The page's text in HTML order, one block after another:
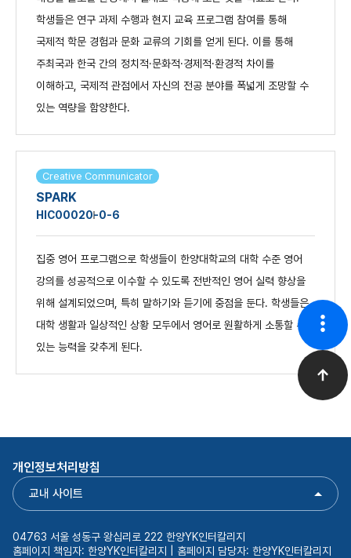
학생들은 연구 과제 수행과 현지 교육 프로그램 참여를 통해
국제적 학문 경험과 문화 교류의 기회를 얻게 된다. 이를 통해
주최국과 한국 간의 정치적·문화적·경제적·환경적 차이를
이해하고, 국제적 관점에서 자신의 전공 분야를 폭넓게 조망할 수
있는 역량을 함양한다.
Creative Communicator
SPARK
HIC00020-0-6
집중 영어 프로그램으로 학생들이 한양대학교의 대학 수준 영어
강의를 성공적으로 이수할 수 있도록 전반적인 영어 실력 향상을
위해 설계되었으며, 특히 말하기와 듣기에 중점을 둔다. 학생들은
대학 생활과 일상적인 상황 모두에서 영어로 원활하게 소통할 수
있는 능력을 갖추게 된다.
개인정보처리방침
교내 사이트
04763 서울 성동구 왕십리로 222 한양YK인터칼리지
홈페이지 책임자: 한양YK인터칼리지 | 홈페이지 담당자: 한양YK인터칼리지